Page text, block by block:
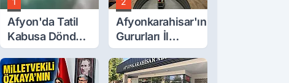
Afyon'da Tatil
Kabusa Döndü,
Acı Son!
Afyonkarahisar'ın
Gururları İl
Müdürüyle
Buluştu